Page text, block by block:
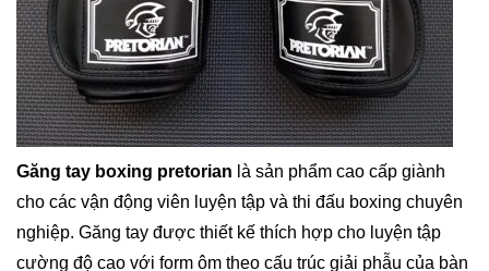
Găng tay boxing pretorian là sản phẩm cao cấp giành
cho các vận động viên luyện tập và thi đấu boxing chuyên
nghiệp. Găng tay được thiết kế thích hợp cho luyện tập
cường độ cao với form ôm theo cấu trúc giải phẫu của bàn